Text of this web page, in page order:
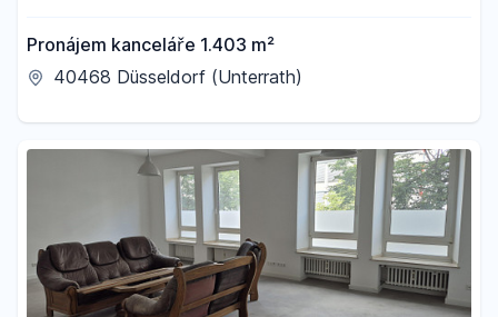
Pronájem kanceláře 1.403 m²
40468 Düsseldorf (Unterrath)